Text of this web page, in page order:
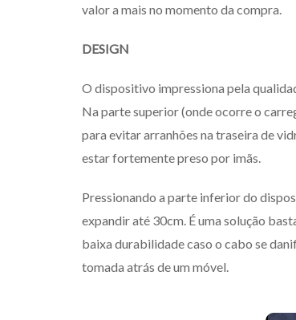
valor a mais no momento da compra.
DESIGN
O dispositivo impressiona pela
Na parte superior (onde ocorre o
para evitar arranhões na traseira de
estar fortemente preso por imãs.
Pressionando a parte inferior do
expandir até 30cm. É uma solução
baixa durabilidade caso o cabo se
tomada atrás de um móvel.